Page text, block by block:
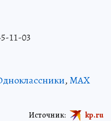
11-03
,MAX
Источник: kp.ru